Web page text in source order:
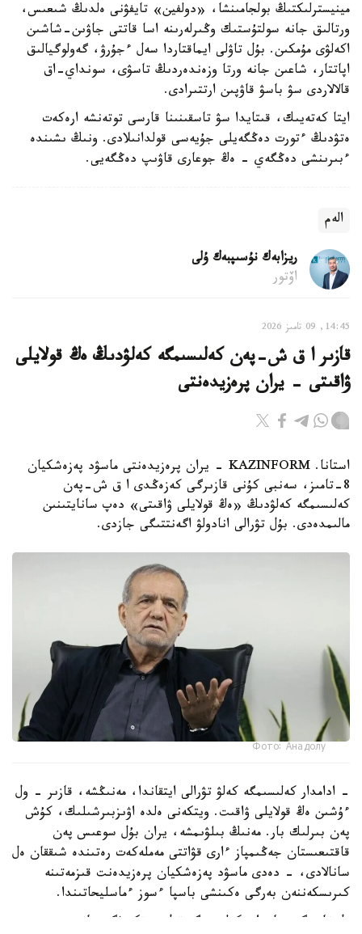
مينيسترلىكتىڭ بولجامىنشا، «دولفين» تايفۋنى ەلدىڭ شىعىس،
ورتالىق جانە سولتۇستىك وڭىرلەرىنە اسا قاتتى جاۋىن-شاشىن
اكەلۋى مۇمكىن. بۇل تاۋلى ايماقتاردا سەل ءجۇرۋ، گەولوگيالىق
اپاتتار، شاعىن جانە ورتا وزەندەردىڭ تاسۋى، سونداي-اق
قالالاردى سۋ باسۋ قاۋپىن ارتتىرادى.
ايتا كەتەيىك، قىتايدا سۋ تاسقىنىنا قارسى توتەنشە ارەكەت
ەتۋدىڭ ءتورت دەڭگەيلى جۇيەسى قولدانىلادى. ونىڭ ىشىندە
ءبىرىنشى دەڭگەي - ەڭ جوعارى قاۋىپ دەڭگەيى.
الەم
ريزابەك نۇسىپبەك ۇلى
اۆتور
14:45, 09 تامىز 2026
قازىر ا ق ش-پەن كەلىسىمگە كەلۋدىڭ ەڭ قولايلى
ۋاقىتى - يران پرەزيدەنتى
استانا. KAZINFORM - يران پرەزيدەنتى ماسۋد پەزەشكيان
8-تامىز، سەنبى كۇنى قازىرگى كەزەڭدى ا ق ش-پەن
كەلىسىمگە كەلۋدىڭ «ەڭ قولايلى ۋاقىتى» دەپ سانايتىنىن
مالىمدەدى. بۇل تۋرالى انادولۋ اگەنتتىگى جازدى.
Фото: Анадолу
- ادامدار كەلىسىمگە كەلۋ تۋرالى ايتقاندا، مەنىڭشە، قازىر - ول
ءۇشىن ەڭ قولايلى ۋاقىت. ويتكەنى ەلدە اۋىزبىرشىلىك، كۇش
پەن بىرلىك بار. مەنىڭ بىلۋىمشە، يران بۇل سوعىس پەن
قاقتىعىستان جەڭىمپاز ءارى قۋاتتى مەملەكەت رەتىندە شىققان ەل
سانالادى، - دەدى ماسۋد پەزەشكيان پرەزيدەنت قىزمەتىنە
كىرىسكەننەن بەرگى ەكىنشى باسپا ءسوز ءماسليحاتىندا.
ول قازىرگى جاعداي كەلىسىمگە قول جەتكىزۋگە جانە